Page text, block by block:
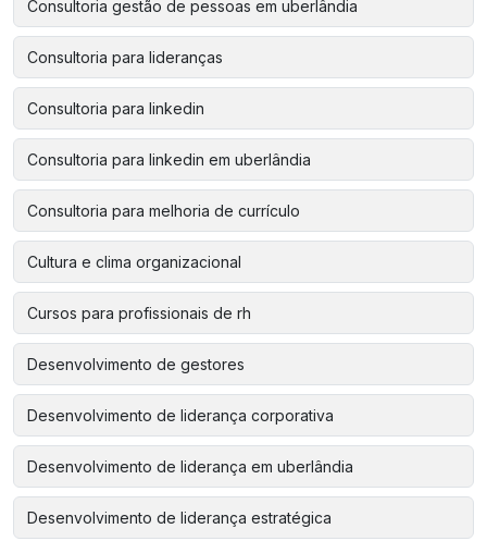
Consultoria gestão de pessoas em uberlândia
Consultoria para lideranças
Consultoria para linkedin
Consultoria para linkedin em uberlândia
Consultoria para melhoria de currículo
Cultura e clima organizacional
Cursos para profissionais de rh
Desenvolvimento de gestores
Desenvolvimento de liderança corporativa
Desenvolvimento de liderança em uberlândia
Desenvolvimento de liderança estratégica